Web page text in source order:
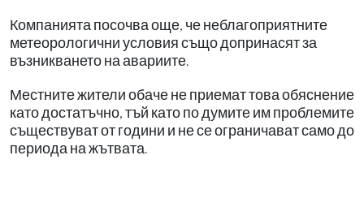
Компанията посочва още, че неблагоприятните
метеорологични условия също допринасят за
възникването на авариите.
Местните жители обаче не приемат това обяснение
като достатъчно, тъй като по думите им проблемите
съществуват от години и не се ограничават само до
периода на жътвата.